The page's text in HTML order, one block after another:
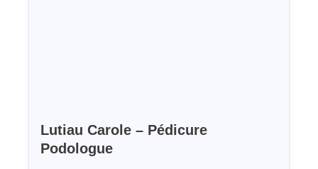
Lutiau Carole – Pédicure
Podologue